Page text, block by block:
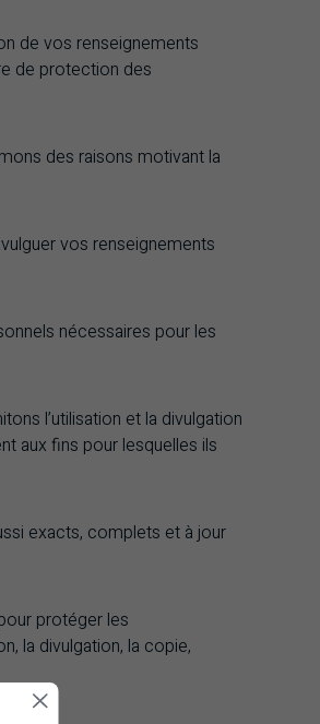
de vos renseignements
de protection des
des raisons motivant la
vos renseignements
nécessaires pour les
l’utilisation et la divulgation
aux fins pour lesquelles ils
exacts, complets et à jour
protéger les
la divulgation, la copie,